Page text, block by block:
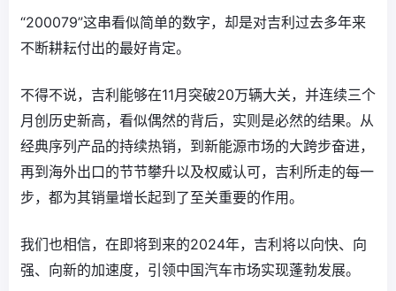
“200079”这串看似简单的数字，却是对吉利过去多年来
不断耕耘付出的最好肯定。
不得不说，吉利能够在11月突破20万辆大关，并连续三个
月创历史新高，看似偶然的背后，实则是必然的结果。从
经典序列产品的持续热销，到新能源市场的大跨步奋进，
再到海外出口的节节攀升以及权威认可，吉利所走的每一
步，都为其销量增长起到了至关重要的作用。
我们也相信，在即将到来的2024年，吉利将以向快、向
强、向新的加速度，引领中国汽车市场实现蓬勃发展。